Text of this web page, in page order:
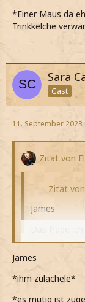
*Einer Maus da
Trinkkelche
Sara
Gast
11. September 2023
Zitat von
Zitat
James
Das frage
*manche
besseres
James
*ihm zulächele*
*es mutig ist